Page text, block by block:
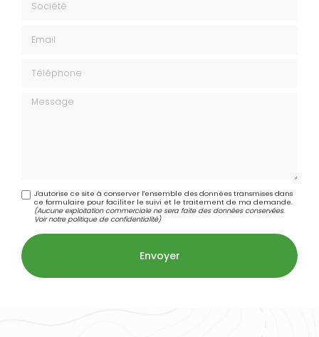
Message
J'autorise ce site à conserver l'ensemble des données transmises dans
ce formulaire pour faciliter le suivi et le traitement de ma demande.
(Aucune exploitation commerciale ne sera faite des données conservées.
Voir notrepolitique de confidentialité)